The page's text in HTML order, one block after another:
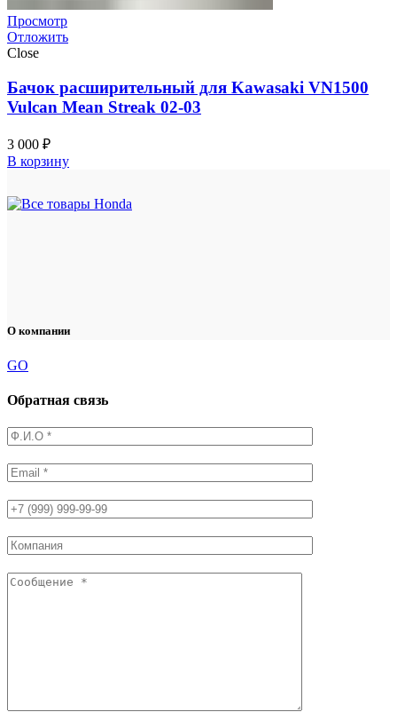
Просмотр
Отложить
Close
Бачок расширительный для Kawasaki VN1500
Vulcan Mean Streak 02-03
3 000 ₽
В корзину
О компании
GO
Обратная связь